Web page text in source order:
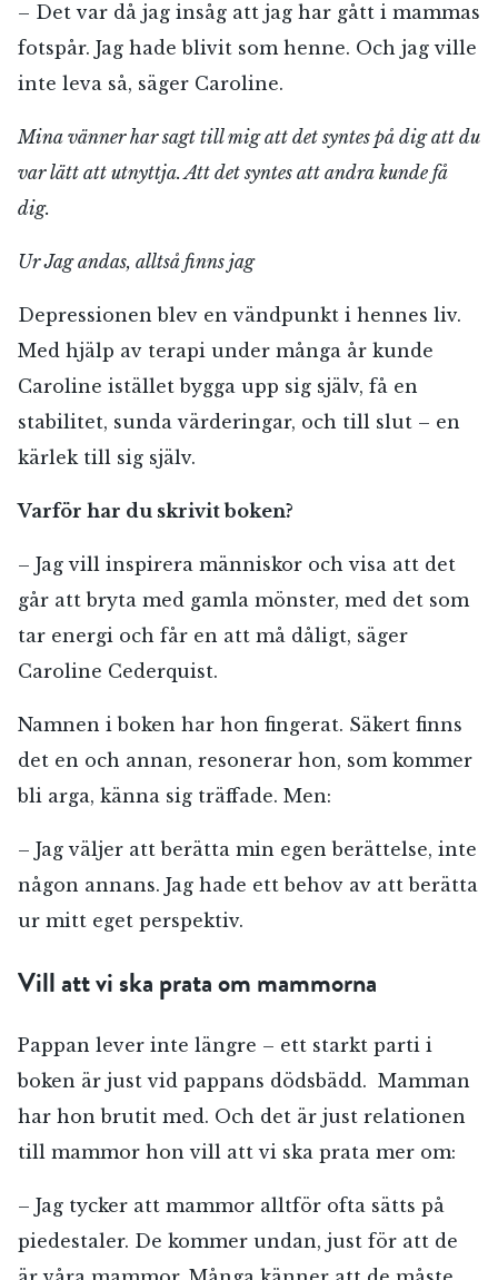
RÖSTA
– Det var då jag insåg att jag har gått i mammas
fotspår. Jag hade blivit som henne. Och jag ville
inte leva så, säger Caroline.
Mina vänner har sagt till mig att det syntes på dig att du
var lätt att utnyttja. Att det syntes att andra kunde få
dig.
Ur Jag andas, alltså finns jag
Depressionen blev en vändpunkt i hennes liv.
Med hjälp av terapi under många år kunde
Caroline istället bygga upp sig själv, få en
stabilitet, sunda värderingar, och till slut – en
kärlek till sig själv.
Varför har du skrivit boken?
– Jag vill inspirera människor och visa att det
går att bryta med gamla mönster, med det som
tar energi och får en att må dåligt, säger
Caroline Cederquist.
Namnen i boken har hon fingerat. Säkert finns
det en och annan, resonerar hon, som kommer
bli arga, känna sig träffade. Men:
– Jag väljer att berätta min egen berättelse, inte
någon annans. Jag hade ett behov av att berätta
ur mitt eget perspektiv.
Vill att vi ska prata om mammorna
Pappan lever inte längre – ett starkt parti i
boken är just vid pappans dödsbädd. Mamman
har hon brutit med. Och det är just relationen
till mammor hon vill att vi ska prata mer om:
– Jag tycker att mammor alltför ofta sätts på
piedestaler. De kommer undan, just för att de